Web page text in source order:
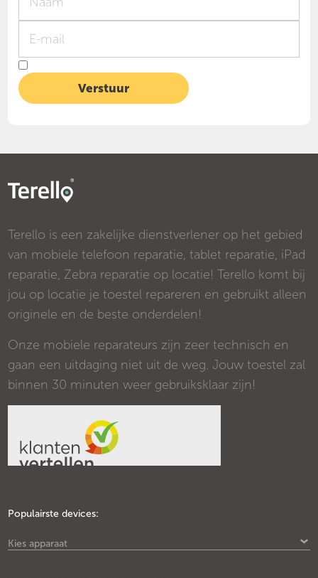
Terello is een zakelijke dienstverlener op het gebied
van mobiele telefoon reparatie, tablet reparatie, iPad
reparatie, Zebra reparatie op locatie! Terello komt bij
jou op locatie je toestel repareren en gebruikt alleen
originele en de beste onderdelen!
Onze mobiele reparateurs zijn zeer technisch en
gaan een uitdaging niet uit de weg. Jouw toestel zal
binnen 30 minuten weer gebruiksklaar zijn!
Populairste devices:
Kies apparaat